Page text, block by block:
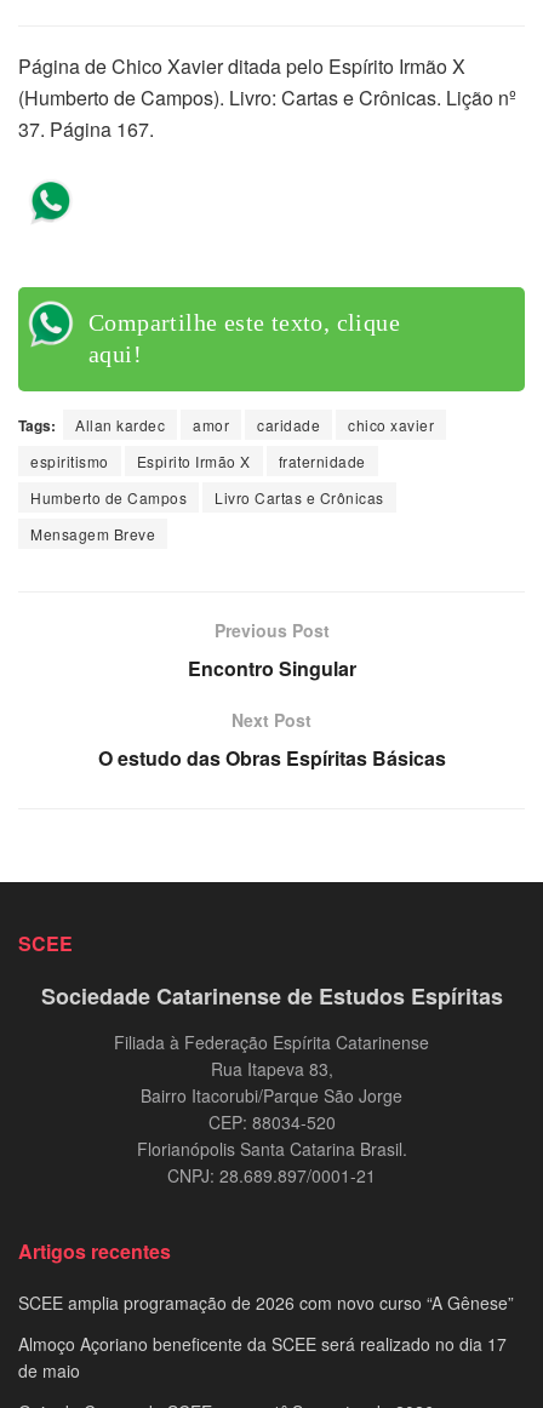
Página de Chico Xavier ditada pelo Espírito Irmão X
(Humberto de Campos). Livro: Cartas e Crônicas. Lição nº
37. Página 167.
Compartilhe este texto, clique
aqui!
Tags: Allan kardec amor caridade
chico xavier
espiritismo
Espirito Irmão X
fraternidade
Humberto de Campos
Livro Cartas e Crônicas
Mensagem Breve
Previous Post
Encontro Singular
Next Post
O estudo das Obras Espíritas Básicas
SCEE
Sociedade Catarinense de Estudos Espíritas
Filiada à Federação Espírita Catarinense
Rua Itapeva 83,
Bairro Itacorubi/Parque São Jorge
CEP: 88034-520
Florianópolis Santa Catarina Brasil.
CNPJ: 28.689.897/0001-21
Artigos recentes
SCEE amplia programação de 2026 com novo curso “A Gênese”
Almoço Açoriano beneficente da SCEE será realizado no dia 17
de maio